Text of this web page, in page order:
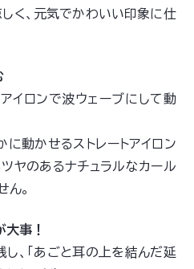
く、元気でかわいい印象に仕
イロンで波ウェーブにして動
に動かせるストレートアイロン
ヤのあるナチュラルなカール
ん。
大事！
、「あごと耳の上を結んだ延